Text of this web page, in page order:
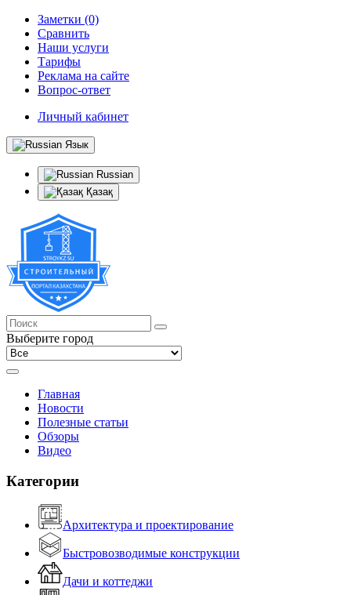
Заметки (0)
Сравнить
Наши услуги
Тарифы
Реклама на сайте
Вопрос-ответ
Личный кабинет
Язык
Russian
Қазақ
Выберите город
Главная
Новости
Полезные статьи
Обзоры
Видео
Категории
Архитектура и проектирование
Быстровозводимые конструкции
Дачи и коттеджи